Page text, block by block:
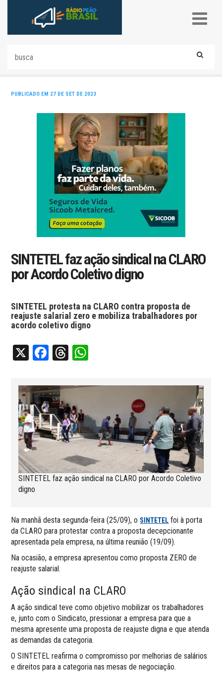
PUBLICADO EM 27 DE SET DE 2023
SINTETEL faz ação sindical na CLARO
por Acordo Coletivo digno
SINTETEL protesta na CLARO contra proposta de
reajuste salarial zero e mobiliza trabalhadores por
acordo coletivo digno
X Facebook
Threads
SINTETEL faz ação sindical na CLARO por Acordo Coletivo
digno
Na manhã desta segunda-feira (25/09), o SINTETEL foi à porta
da CLARO para protestar contra a proposta decepcionante
apresentada pela empresa, na última reunião (19/09).
Na ocasião, a empresa apresentou como proposta ZERO de
reajuste salarial.
Ação sindical na CLARO
A ação sindical teve como objetivo mobilizar os trabalhadores
e, junto com o Sindicato, pressionar a empresa para que a
mesma apresente uma proposta de reajuste digna e que atenda
as demandas da categoria.
O SINTETEL reafirma o compromisso por melhorias de salários
e direitos para a categoria nas mesas de negociação.